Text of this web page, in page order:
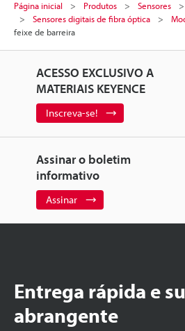
Página inicial Produtos Sensores
Sensores digitais de fibra óptica
feixe de barreira
ACESSO EXCLUSIVO A
MATERIAIS KEYENCE
Inscreva-se!
Assinar o boletim
informativo
Assinar
Entrega rápida e
abrangente